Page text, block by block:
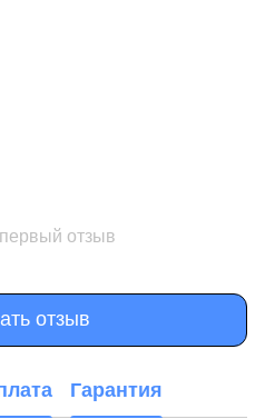
отзыв
отзыв
Гарантия